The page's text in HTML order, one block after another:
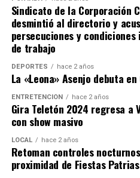
Post Views: 27
Sindicato de la Corporación
desmintió al directorio y
persecuciones y condiciones
de trabajo
DEPORTES hace 2 años
La «Leona» Asenjo debuta
ENTRETENCIÓN hace 2 años
Gira Teletón 2024 regresa a
con show masivo
LOCAL hace 2 años
Retoman controles
proximidad de Fiestas Patrias